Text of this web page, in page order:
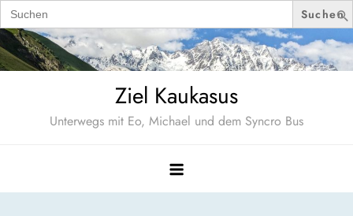
Search
for:
Skip
to
Ziel Kaukasus
Unterwegs mit Eo, Michael und dem Syncro Bus